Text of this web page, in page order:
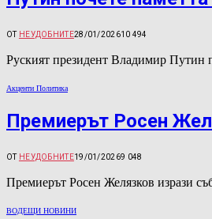
ОТ НЕУДОБНИТЕ28/01/202610 494
Руският президент Владимир Путин
Акценти Политика
Премиерът Росен
ОТ НЕУДОБНИТЕ19/01/20269 048
Премиерът Росен Желязков изрази
ВОДЕЩИ НОВИНИ